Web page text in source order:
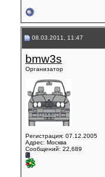
08.03.2011, 11:47
bmw3s
Организатор
Регистрация: 07.12.2005
Адрес: Москва
Сообщений: 22,689